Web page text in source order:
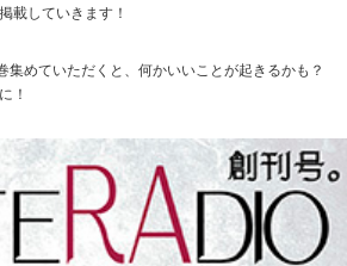
載していきます！
集めていただくと、何かいいことが起きるかも？
！